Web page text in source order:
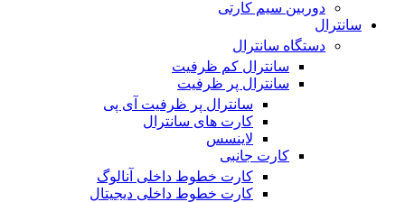
دوربین سیم کارتی
سانترال
دستگاه سانترال
سانترال کم ظرفیت
سانترال پر ظرفیت
سانترال پر ظرفیت آی پی
کارت های سانترال
لاینسس
کارت جانبی
کارت خطوط داخلی آنالوگ
کارت خطوط داخلی دیجیتال